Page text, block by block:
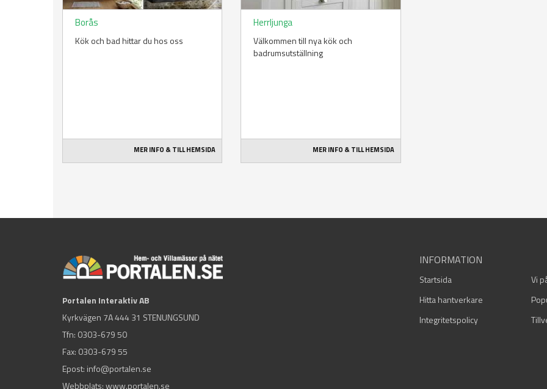
Borås
Kök och bad hittar du hos oss
MER INFO & TILL HEMSIDA
Herrljunga
Välkommen till nya kök och
badrumsutställning
MER INFO & TILL HEMSIDA
Portalen Interaktiv AB
Kyrkvägen 7A 444 31 STENUNGSUND
Tfn: 0303-679 50
Fax: 0303-679 55
Epost: info@portalen.se
Webbplats: www.portalen.se
INFORMATION
Startsida
Vi
Hitta hantverkare
Integritetspolicy